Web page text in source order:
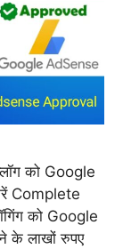
को Google
Complete
को Google
के लाखों रुपए